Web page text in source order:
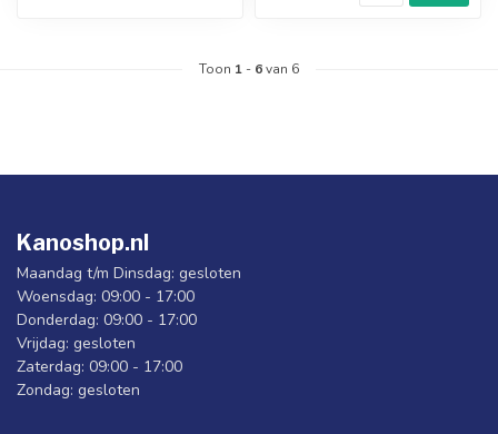
Toon 1 - 6van 6
Kanoshop.nl
Maandag t/m Dinsdag: gesloten
Woensdag: 09:00 - 17:00
Donderdag: 09:00 - 17:00
Vrijdag: gesloten
Zaterdag: 09:00 - 17:00
Zondag: gesloten